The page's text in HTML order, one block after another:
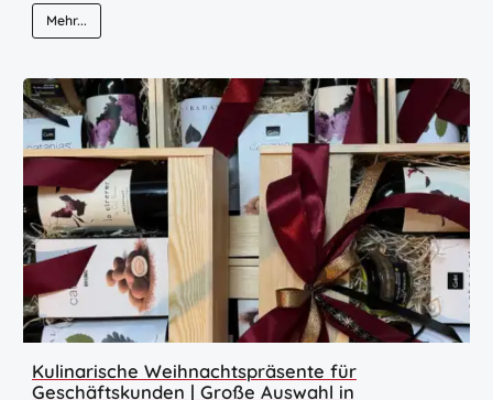
Mehr...
Kulinarische Weihnachtspräsente für
Geschäftskunden | Große Auswahl in